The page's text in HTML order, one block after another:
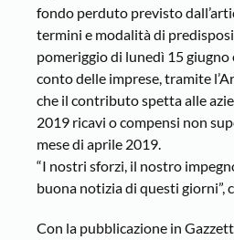
fondo perduto previsto
termini e modalità di
pomeriggio di lunedì 15
conto delle imprese, tramite
che il contributo spetta alle
2019 ricavi o compensi non
mese di aprile 2019.
“I nostri sforzi, il nostro
buona notizia di questi giorni”,
Con la pubblicazione in